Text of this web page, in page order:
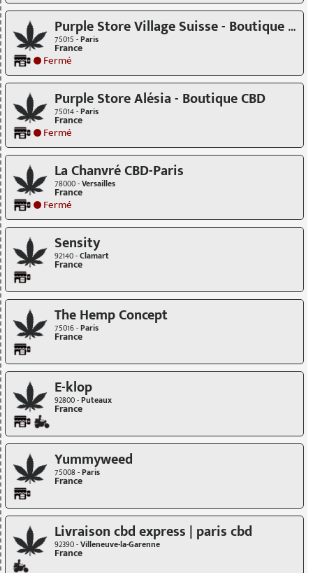
Purple Store Village Suisse - Boutique CBD
75015 -Paris
France
Fermé
Purple Store Alésia - Boutique CBD
75014 -Paris
France
Fermé
La Chanvré CBD-Paris
78000 -Versailles
France
Fermé
Sensity
92140 -Clamart
France
The Hemp Concept
75016 -Paris
France
E-klop
92800 -Puteaux
France
Yummyweed
75008 -Paris
France
Livraison cbd express | paris cbd
92390 -Villeneuve-la-Garenne
France